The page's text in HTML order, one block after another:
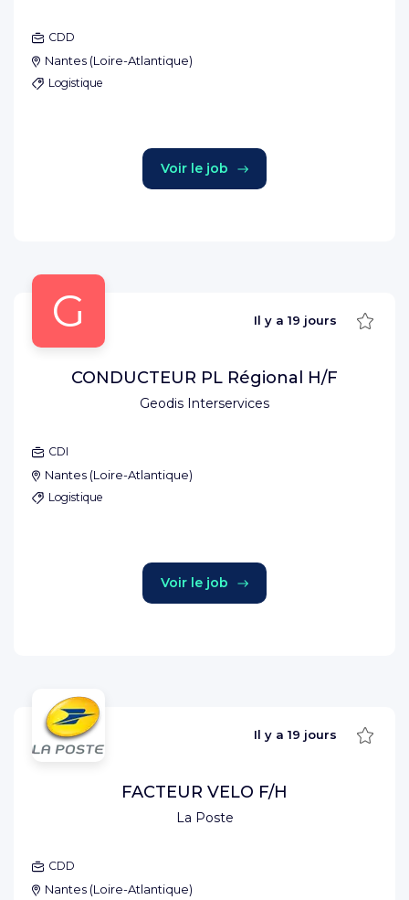
CDD
Nantes (Loire-Atlantique)
Logistique
Voir le job
G
Geodis Interservices
Il y a 19 jours
CONDUCTEUR PL Régional H/F
CDI
Nantes (Loire-Atlantique)
Logistique
Voir le job
La Poste
Il y a 19 jours
FACTEUR VELO F/H
CDD
Nantes (Loire-Atlantique)